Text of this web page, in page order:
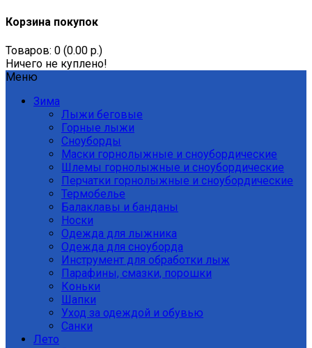
Корзина покупок
Товаров: 0 (0.00 р.)
Ничего не куплено!
Меню
Зима
Лыжи беговые
Горные лыжи
Сноуборды
Маски горнолыжные и сноубордические
Шлемы горнолыжные и сноубордические
Перчатки горнолыжные и сноубордические
Термобелье
Балаклавы и банданы
Носки
Одежда для лыжника
Одежда для сноуборда
Инструмент для обработки лыж
Парафины, смазки, порошки
Коньки
Шапки
Уход за одеждой и обувью
Санки
Лето